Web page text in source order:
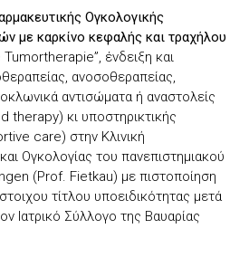
Ογκολογικής
με καρκίνο κεφαλής και τραχήλου
ένδειξη και
ανοσοθεραπείας,
αντισώματα ή αναστολείς
therapy) κι υποστηρικτικής
care) στην Κλινική
Ογκολογίας του πανεπιστημιακού
(Prof. Fietkau) με πιστοποίηση
τίτλου υποειδικότητας μετά
Ιατρικό Σύλλογο της Βαυαρίας